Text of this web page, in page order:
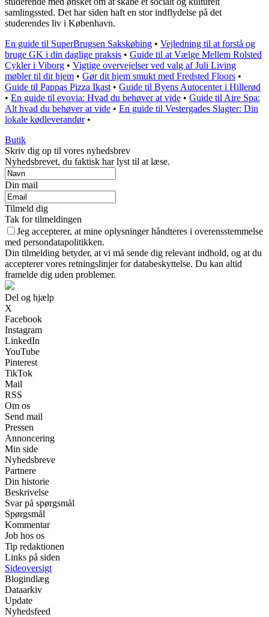
samlingssted. Det har siden haft en stor indflydelse på det
studerendes liv i København.
En guide til SuperBrugsen Sakskøbing • Vejledning til at forstå og
bruge GK i din daglige praksis • Guide til at Vælge Mellem Rolsted
Cykler i Viborg • Vigtige overvejelser ved valg af Juli Living
møbler til dit hjem • Gør dit hjem smukt med Fredsted Floors •
Guide til Pappas Pizza Ikast • Guide til Byens Autocenter i Hillerød
• En guide til evovia: Hvad du behøver at vide • Guide til Aire Spa:
Alt hvad du behøver at vide • En guide til Vestergades Slagter: Din
lokale kødleverandør•
Butik
Skriv dig op til vores nyhedsbrev
Nyhedsbrevet, du faktisk har lyst til at læse.
Din mail
Tilmeld dig
Tak for tilmeldingen
Jeg accepterer, at mine oplysninger håndteres i overensstemmelse
med persondatapolitikken.
Din tilmelding betyder, at vi må sende dig relevant indhold, og at du
accepterer vores retningslinjer for databeskyttelse. Du kan altid
framelde dig uden problemer.
Del og hjælp
X
Facebook
Instagram
LinkedIn
YouTube
Pinterest
TikTok
Mail
RSS
Om os
Send mail
Pressen
Annoncering
Min side
Nyhedsbreve
Partnere
Din historie
Beskrivelse
Svar på spørgsmål
Spørgsmål
Kommentar
Job hos os
Tip redaktionen
Links på siden
Sideoversigt
Blogindlæg
Dataarkiv
Update
Nyhedsfeed